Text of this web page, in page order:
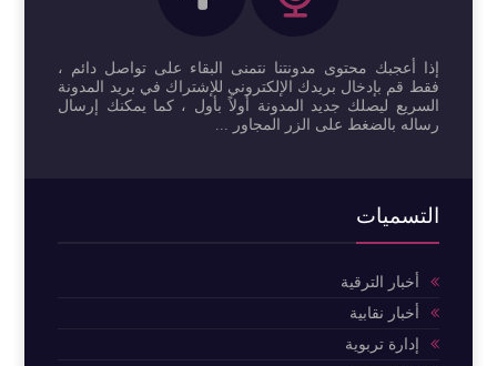
إذا أعجبك محتوى مدونتنا نتمنى البقاء على تواصل دائم ،
فقط قم بإدخال بريدك الإلكتروني للإشتراك في بريد المدونة
السريع ليصلك جديد المدونة أولاً بأول ، كما يمكنك إرسال
رساله بالضغط على الزر المجاور ...
التسميات
أخبار الترقية
أخبار نقابية
إدارة تربوية